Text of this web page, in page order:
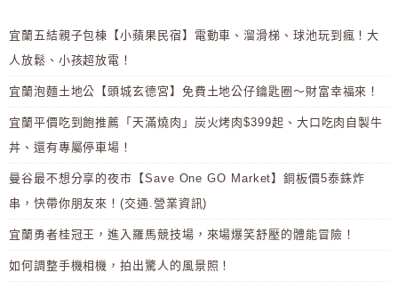
宜蘭五結親子包棟【小蘋果民宿】電動車、溜滑梯、球池玩到瘋！大
人放鬆、小孩超放電！
宜蘭泡麵土地公【頭城玄德宮】免費土地公仔鑰匙圈～財富幸福來！
宜蘭平價吃到飽推薦「天滿燒肉」炭火烤肉$399起、大口吃肉自製牛
丼、還有專屬停車場！
曼谷最不想分享的夜市【Save One GO Market】銅板價5泰銖炸
串，快帶你朋友來！(交通.營業資訊)
宜蘭勇者桂冠王，進入羅馬競技場，來場爆笑舒壓的體能冒險！
如何調整手機相機，拍出驚人的風景照！